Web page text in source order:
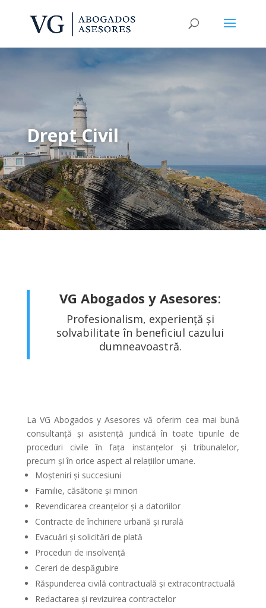
Drept Civil
VG Abogados y Asesores:
Profesionalism, experiență și
solvabilitate în beneficiul cazului
dumneavoastră.
La VG Abogados y Asesores vă oferim cea mai bună
consultanță și asistență juridică în toate tipurile de
proceduri civile în fața instanțelor și tribunalelor,
precum și în orice aspect al relațiilor umane.
Moșteniri și succesiuni
Familie, căsătorie și minori
Revendicarea creanțelor și a datoriilor
Contracte de închiriere urbană și rurală
Evacuări și solicitări de plată
Proceduri de insolvență
Cereri de despăgubire
Răspunderea civilă contractuală și extracontractuală
Redactarea și revizuirea contractelor